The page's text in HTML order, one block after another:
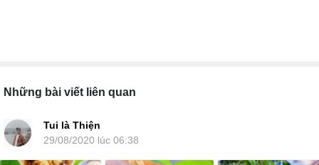
Những bài viết liên quan
Tui là Thiện
29/08/2020 lúc 06:38